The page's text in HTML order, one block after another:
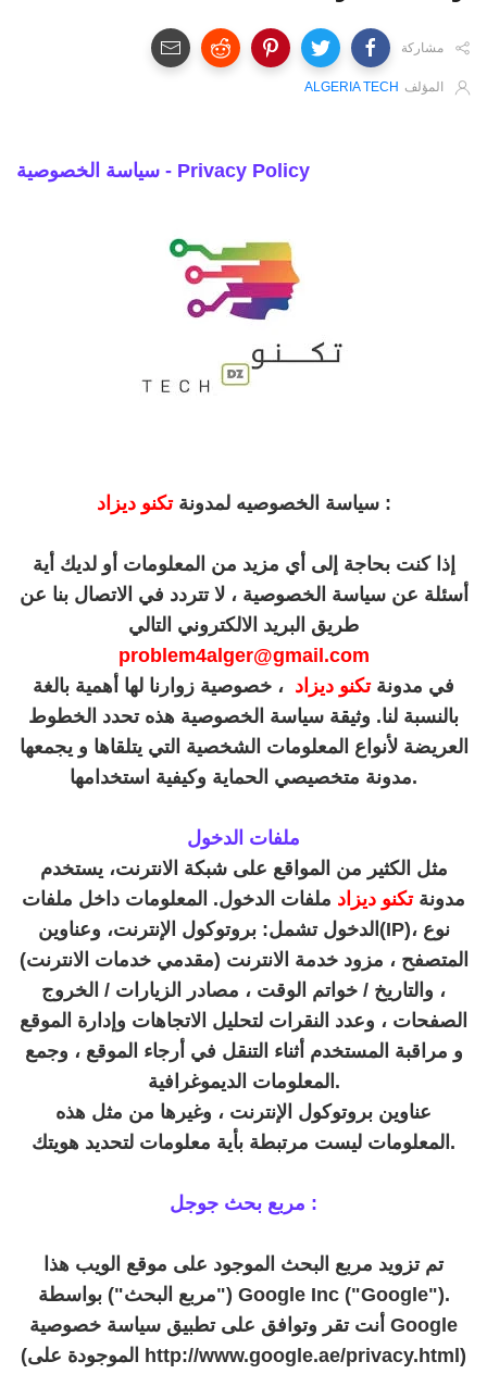
مشاركة
المؤلف ALGERIA TECH
سياسة الخصوصية - Privacy Policy
سياسة الخصوصيه لمدونةتكنو ديزاد :
إذا كنت بحاجة إلى أي مزيد من المعلومات أو لديك أية
أسئلة عن سياسة الخصوصية ، لا تتردد في الاتصال بنا عن
طريق البريد الالكتروني التالي
problem4alger@gmail.com
في مدونةتكنو ديزاد ، خصوصية زوارنا لها أهمية بالغة
بالنسبة لنا. وثيقة سياسة الخصوصية هذه تحدد الخطوط
العريضة لأنواع المعلومات الشخصية التي يتلقاها و يجمعها
مدونة متخصيصي الحمايةوكيفية استخدامها.
ملفات الدخول
مثل الكثير من المواقع على شبكة الانترنت، يستخدم
مدونةتكنو ديزاد ملفات الدخول. المعلومات داخل ملفات
الدخول تشمل: بروتوكول الإنترنت، وعناوين(IP)، نوع
المتصفح ، مزود خدمة الانترنت (مقدمي خدمات الانترنت)
، والتاريخ / خواتم الوقت ، مصادر الزيارات / الخروج
الصفحات ، وعدد النقرات لتحليل الاتجاهات وإدارة الموقع
و مراقبة المستخدم أثناء التنقل في أرجاء الموقع ، وجمع
المعلومات الديموغرافية.
عناوين بروتوكول الإنترنت ، وغيرها من مثل هذه
المعلومات ليست مرتبطة بأية معلومات لتحديد هويتك.
مربع بحث جوجل :
تم تزويد مربع البحث الموجود على موقع الويب هذا
("مربع البحث") بواسطة Google Inc ("Google").
أنت تقر وتوافق على تطبيق سياسة خصوصية Google
(الموجودة على http://www.google.ae/privacy.html)